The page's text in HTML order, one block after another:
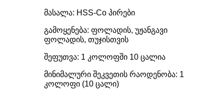
მასალა: HSS-Co პირები
გამოყენება: ფოლადის, უჟანგავი
ფოლადის, თუჯისთვის
შეფუთვა: 1 კოლოფში 10 ცალია
მინიმალური შეკვეთის რაოდენობა: 1
კოლოფი (10 ცალი)